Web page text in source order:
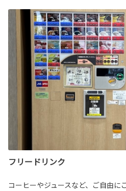
フリードリンク
コーヒーやジュースなど、ご自由に